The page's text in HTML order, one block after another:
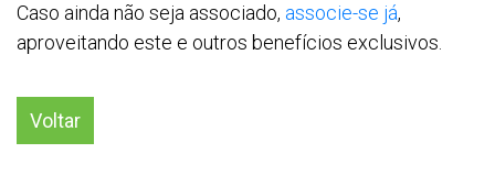
Caso ainda não seja associado, associe-se já,
aproveitando este e outros benefícios exclusivos.
Voltar